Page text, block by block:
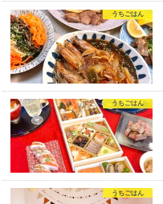
うちごはん
うちごはん
うちごはん